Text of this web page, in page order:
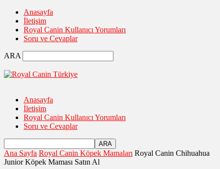
Anasayfa
İletişim
Royal Canin Kullanıcı Yorumları
Soru ve Cevaplar
ARA
Anasayfa
İletişim
Royal Canin Kullanıcı Yorumları
Soru ve Cevaplar
Ana Sayfa Royal Canin Köpek Mamaları Royal Canin Chihuahua
Junior Köpek Maması Satın Al